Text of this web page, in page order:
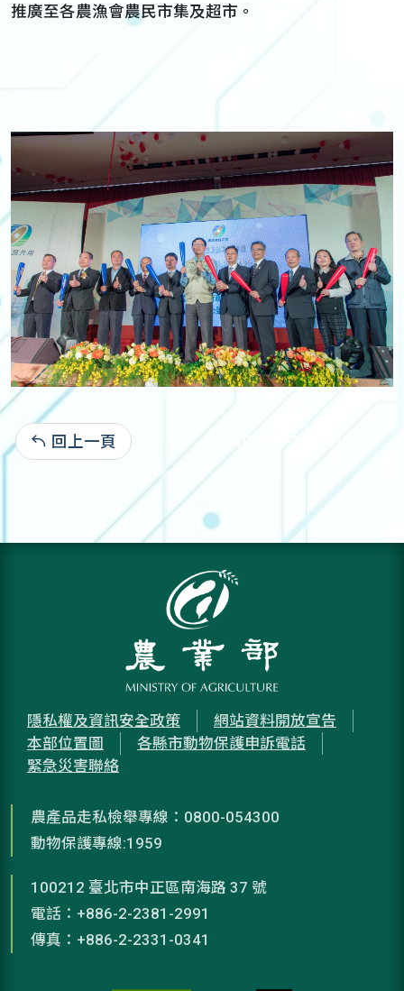
推廣至各農漁會農民市集及超市。
回上一頁 107-03-13:2,814
隱私權及資訊安全政策
網站資料開放宣告
本部位置圖
各縣市動物保護申訴電話
緊急災害聯絡
農產品走私檢舉專線：0800-054300
動物保護專線:1959
100212 臺北市中正區南海路 37 號
電話：+886-2-2381-2991
傳真：+886-2-2331-0341